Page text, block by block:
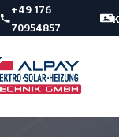
+49 176
70954857